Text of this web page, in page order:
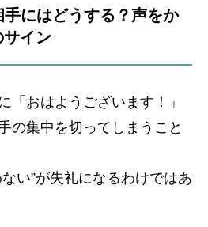
にはどうする？声をか
イン
「おはようございます！」
の集中を切ってしまうこと
い”が失礼になるわけではあ